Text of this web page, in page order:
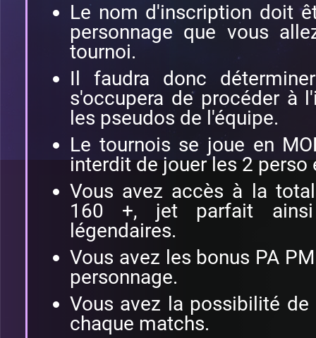
Le nom d'inscription doit
personnage que vous
tournoi.
Il faudra donc
s'occupera de procéder à
les pseudos de l'équipe.
Le tournois se joue en
interdit de jouer les 2 perso
Vous avez accès à la
160 +, jet parfait
légendaires.
Vous avez les bonus PA
personnage.
Vous avez la possibilité
chaque matchs.